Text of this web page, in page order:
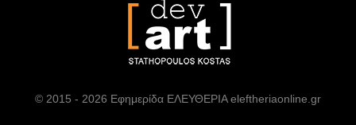
© 2015 - 2026 Εφημερίδα ΕΛΕΥΘΕΡΙΑ eleftheriaonline.gr